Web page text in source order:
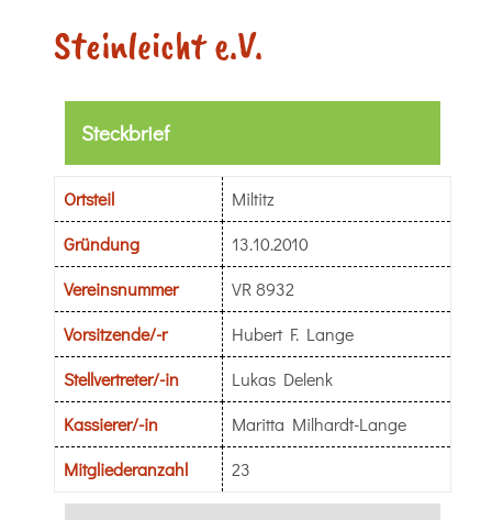
Steinleicht e.V.
Steckbrief
Ortsteil
Miltitz
Gründung
13.10.2010
Vereinsnummer
VR 8932
Vorsitzende/-r
Hubert F. Lange
Stellvertreter/-in
Lukas Delenk
Kassierer/-in
Maritta Milhardt-Lange
Mitgliederanzahl
23